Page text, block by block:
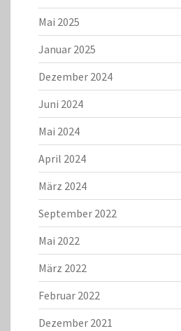
Mai 2025
Januar 2025
Dezember 2024
Juni 2024
Mai 2024
April 2024
März 2024
September 2022
Mai 2022
März 2022
Februar 2022
Dezember 2021